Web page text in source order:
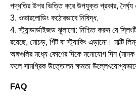
পদ্ধতির উপর ভিত্তি করে উপযুক্ত প্রকার, দৈর্ঘ্য
3. ওভারলোডিং কঠোরভাবে নিষিদ্ধ.
4. স্ট্যান্ডার্ডাইজড ঝুলানো: নিশ্চিত করুন যে
রয়েছে, মোচড়, গিঁট বা স্ট্যাকিং এড়ানো। মাল্টি
অঙ্গগুলির মধ্যে কোণের দিকে মনোযোগ দিন
ফলে সামগ্রিক উত্তোলন ক্ষমতা
FAQ